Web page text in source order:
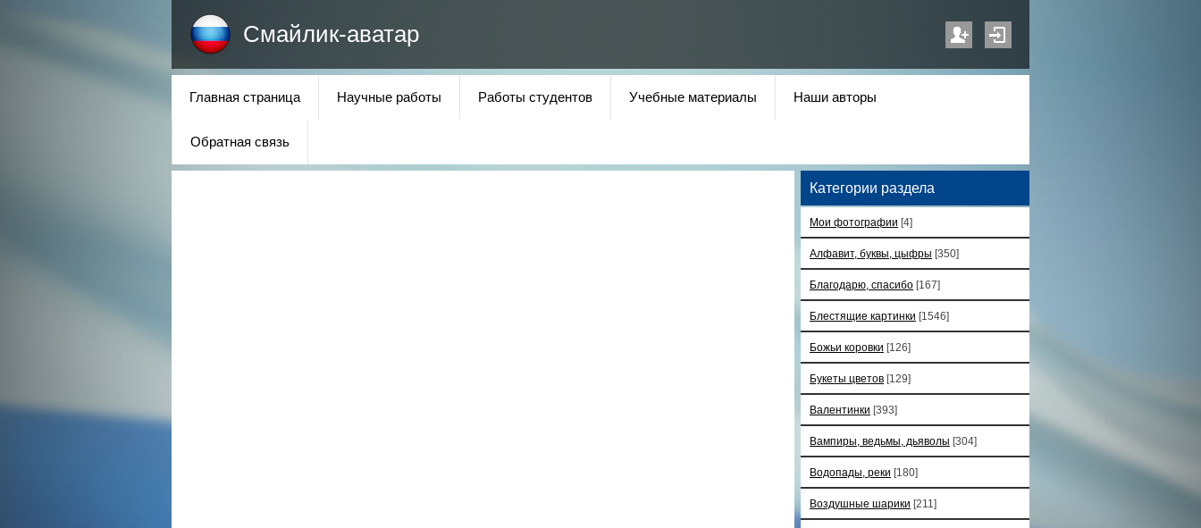
Смайлик-аватар
Главная страница Научные работы Работы студентов Учебные материалы Наши авторы
Обратная связь
Категории раздела
Мои фотографии [4]
Алфавит, буквы, цыфры [350]
Благодарю, спасибо [167]
Блестящие картинки [1546]
Божьи коровки [126]
Букеты цветов [129]
Валентинки [393]
Вампиры, ведьмы, дьяволы [304]
Водопады, реки [180]
Воздушные шарики [211]